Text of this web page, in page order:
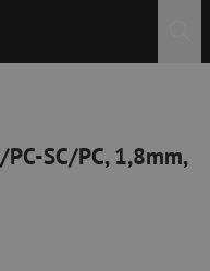
SC/PC, 1,8mm,